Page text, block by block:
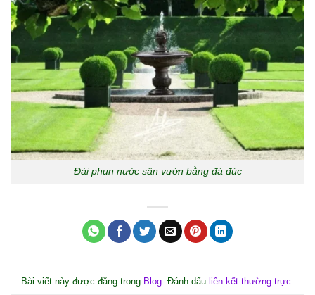
Đài phun nước sân vườn bằng đá đúc
Bài viết này được đăng trong Blog . Đánh dấu liên kết thường trực